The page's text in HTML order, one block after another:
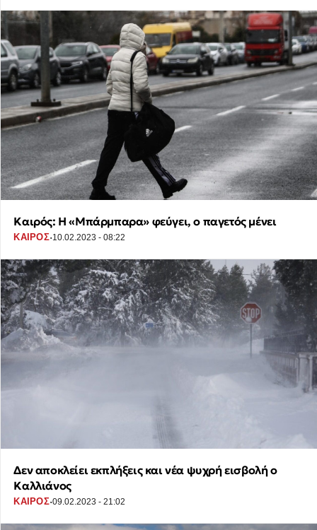
Καιρός: Η «Μπάρμπαρα» φεύγει, ο παγετός μένει
ΚΑΙΡΟΣ·10.02.2023 - 08:22
Δεν αποκλείει εκπλήξεις και νέα ψυχρή εισβολή ο
Καλλιάνος
ΚΑΙΡΟΣ·09.02.2023 - 21:02